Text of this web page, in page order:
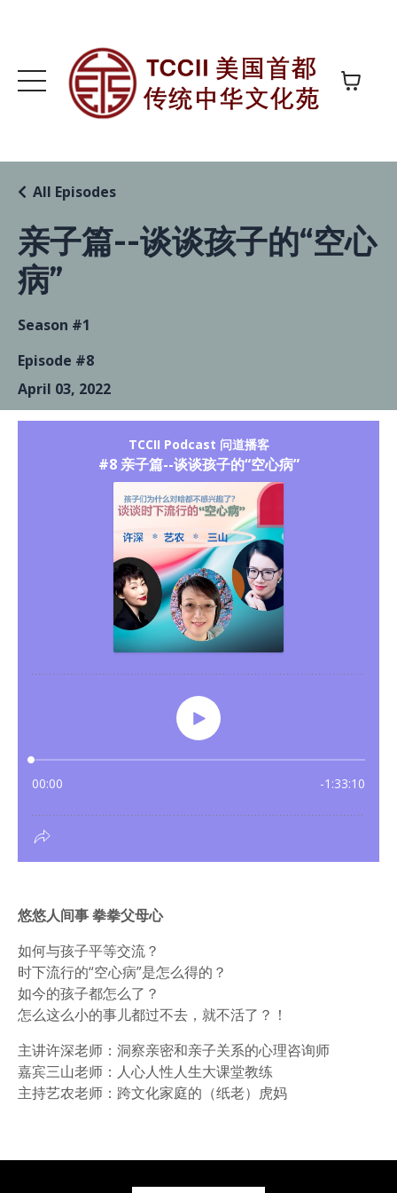
亲子篇--谈谈孩子的“空心
病”
All Episodes
Season #1
Episode #8
April 03, 2022
悠悠人间事 拳拳父母心
如何与孩子平等交流？
时下流行的“空心病”是怎么得的？
如今的孩子都怎么了？
怎么这么小的事儿都过不去，就不活了？！
主讲许深老师：洞察亲密和亲子关系的心理咨询师
嘉宾三山老师：人心人性人生大课堂教练
主持艺农老师：跨文化家庭的（纸老）虎妈